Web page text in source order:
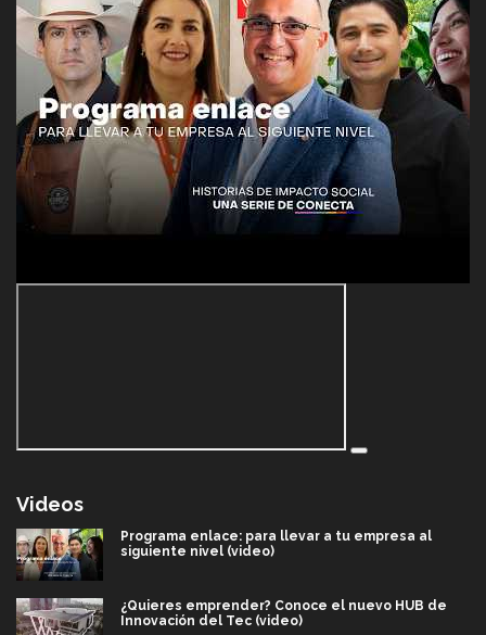
Videos
Programa enlace: para llevar a tu empresa al
siguiente nivel (video)
¿Quieres emprender? Conoce el nuevo HUB de
Innovación del Tec (video)